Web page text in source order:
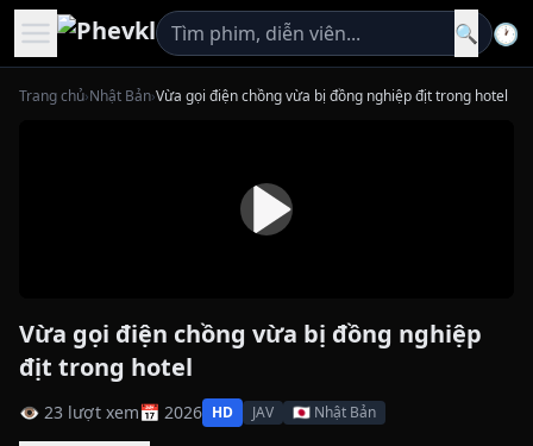
🔍 🕐
Trang chủ›Nhật Bản›Vừa gọi điện chồng vừa bị đồng nghiệp địt trong hotel
Vừa gọi điện chồng vừa bị đồng nghiệp
địt trong hotel
👁 23 lượt xem📅 2026 HD JAV 🇯🇵 Nhật Bản